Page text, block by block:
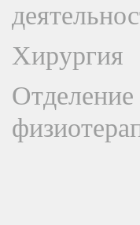
Хирургия
Отделение